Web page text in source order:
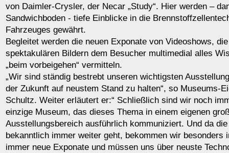
von Daimler-Crysler, der Necar „Study“. Hier werden –
Sandwichboden - tiefe Einblicke in die
Fahrzeuges gewährt.
Begleitet werden die neuen Exponate von Videoshows,
spektakulären Bildern dem Besucher multimedial alles
„beim vorbeigehen“ vermitteln.
„Wir sind ständig bestrebt unseren wichtigsten
der Zukunft auf neustem Stand zu halten“, so Museums-
Schultz. Weiter erläutert er:“ Schließlich sind wir noch
einzige Museum, das dieses Thema in einem eigenen
Ausstellungsbereich ausführlich kommuniziert. Und da
bekanntlich immer weiter geht, bekommen wir besonders
immer neue Exponate und müssen uns über neuste